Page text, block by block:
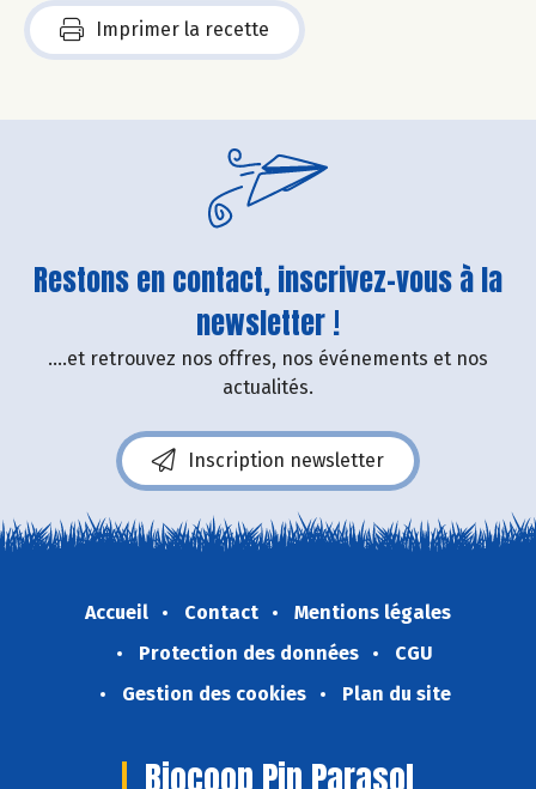
Imprimer la recette
Restons en contact, inscrivez-vous à la
newsletter !
....et retrouvez nos offres, nos événements et nos
actualités.
Inscription newsletter
Accueil Contact
Mentions légales
Protection des données
CGU
Gestion des cookies
Plan du site
Biocoop Pin Parasol